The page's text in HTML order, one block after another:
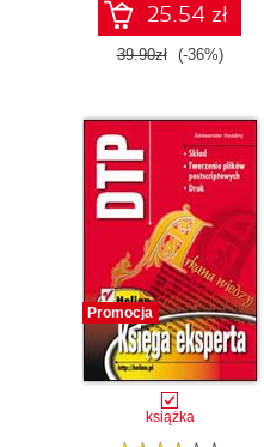
25.54 zł
39.90zł (-36%)
Promocja
książka